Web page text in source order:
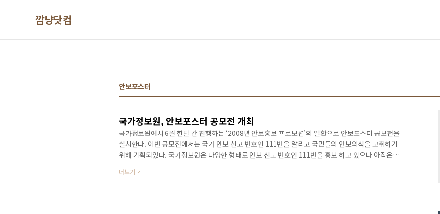
깜냥닷컴
안보포스터
국가정보원, 안보포스터 공모전 개최
국가정보원에서 6월 한달 간 진행하는 ‘2008년 안보홍보 프로모션’의 일환으로 안보포스터 공모전을
실시한다. 이번 공모전에서는 국가 안보 신고 번호인 111번을 알리고 국민들의 안보의식을 고취하기
위해 기획되었다. 국가정보원은 다양한 형태로 안보 신고 번호인 111번을 홍보 하고 있으나 아직은
국민의 머릿속에 인식 되기를 바란다고 했다. 또한 날로 다양해지고 치밀해지는 안보 및 산업기술 유
안보포스터 공모전을 준비하게 되었다고 한다. 안보포스터 공모전은 6월 1일부터 7월 10일까지
더보기